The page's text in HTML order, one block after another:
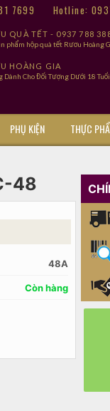
7699 Hotline:
QUÀ TẾT - 0937 788
phẩm hộp quà tết Rươu Hoàng
HOÀNG GIA
Dành Cho Đối Tượng Dưới 18 Tuổi
PHỤ KIỆN THỰC
48
48A
Còn hàng